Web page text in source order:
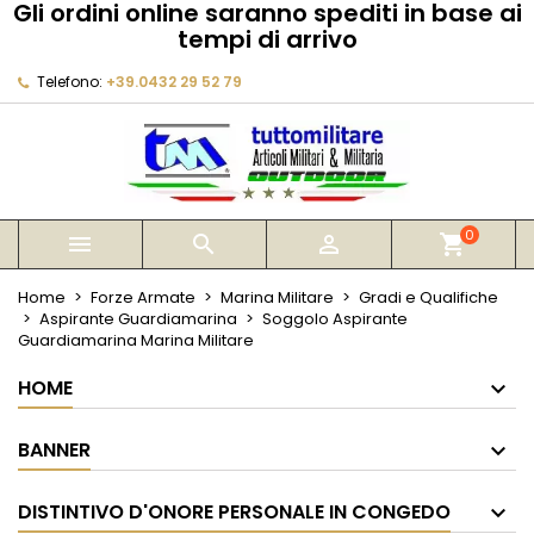
Gli ordini online saranno spediti in base ai
tempi di arrivo
Telefono: +39.0432 29 52 79
   shopping_cart0
Home Forze Armate Marina Militare
Gradi e Qualifiche
Aspirante Guardiamarina
Soggolo Aspirante
Guardiamarina Marina Militare
HOME
BANNER
DISTINTIVO D'ONORE PERSONALE IN CONGEDO
My wishlists
add_circle_outline Create new list
Crea lista dei desideri
Annulla Crea lista dei desideri
Devi avere effettuato l'accesso per salvare dei
prodotti nella tua lista dei desideri.
Annulla